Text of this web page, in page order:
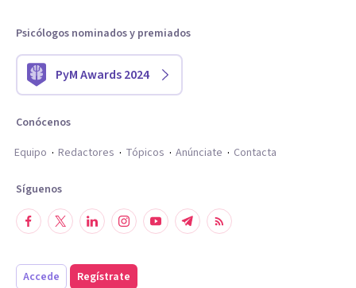
Psicólogos nominados y premiados
PyM Awards 2024
Conócenos
Equipo
Redactores Tópicos Anúnciate Contacta
Síguenos
Accede Regístrate